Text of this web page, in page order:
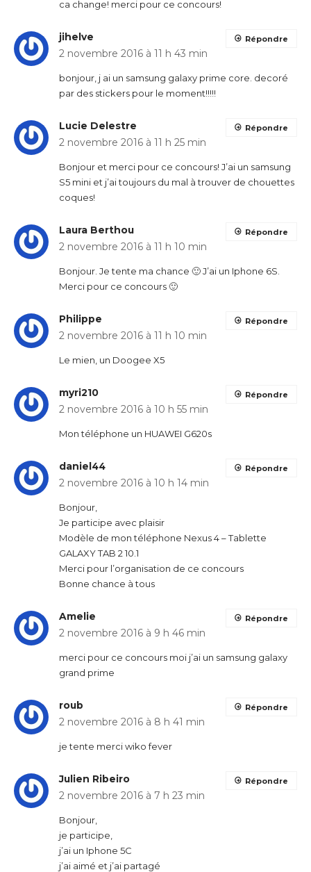
ca change! merci pour ce concours!
jihelve
2 novembre 2016 à 11 h 43 min
bonjour, j ai un samsung galaxy prime core. decoré
par des stickers pour le moment!!!!!
Répondre
Lucie Delestre
2 novembre 2016 à 11 h 25 min
Bonjour et merci pour ce concours! J’ai un samsung
S5 mini et j’ai toujours du mal à trouver de chouettes
coques!
Répondre
Laura Berthou
2 novembre 2016 à 11 h 10 min
Bonjour. Je tente ma chance 🙂 J’ai un Iphone 6S.
Merci pour ce concours 🙂
Répondre
Philippe
2 novembre 2016 à 11 h 10 min
Le mien, un Doogee X5
Répondre
myri210
2 novembre 2016 à 10 h 55 min
Mon téléphone un HUAWEI G620s
Répondre
daniel44
2 novembre 2016 à 10 h 14 min
Bonjour,
Je participe avec plaisir
Modèle de mon téléphone Nexus 4 – Tablette
GALAXY TAB 2 10.1
Merci pour l’organisation de ce concours
Bonne chance à tous
Répondre
Amelie
2 novembre 2016 à 9 h 46 min
merci pour ce concours moi j’ai un samsung galaxy
grand prime
Répondre
roub
2 novembre 2016 à 8 h 41 min
je tente merci wiko fever
Répondre
Julien Ribeiro
2 novembre 2016 à 7 h 23 min
Bonjour,
je participe,
j’ai un Iphone 5C
j’ai aimé et j’ai partagé
Répondre